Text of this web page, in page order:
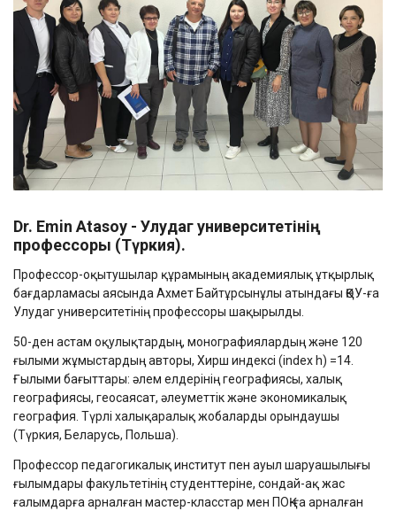
Dr. Emin Atasoy - Улудаг университетінің
профессоры (Түркия).
Профессор-оқытушылар құрамының академиялық ұтқырлық
бағдарламасы аясында Ахмет Байтұрсынұлы атындағы ҚӨУ-ға
Улудаг университетінің профессоры шақырылды.
50-ден астам оқулықтардың, монографиялардың және 120
ғылыми жұмыстардың авторы, Хирш индексі (index h) =14.
Ғылыми бағыттары: әлем елдерінің географиясы, халық
географиясы, геосаясат, әлеуметтік және экономикалық
география. Түрлі халықаралық жобаларды орындаушы
(Түркия, Беларусь, Польша).
Профессор педагогикалық институт пен ауыл шаруашылығы
ғылымдары факультетінің студенттеріне, сондай-ақ жас
ғалымдарға арналған мастер-класстар мен ПОҚ-ға арналған